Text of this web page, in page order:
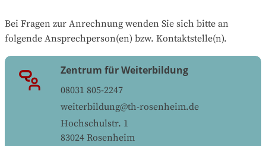
Bei Fragen zur Anrechnung wenden Sie sich bitte an
folgende Ansprechperson(en) bzw. Kontaktstelle(n).
Zentrum für Weiterbildung
08031 805-2247
weiterbildung@th-rosenheim.de
Hochschulstr. 1
83024 Rosenheim